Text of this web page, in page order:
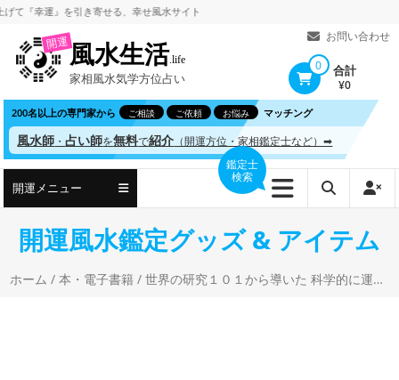
コ
ツ
へ
ス
ッ
幸運』を引き寄せる、幸せ風水サイト
お問い合わせ
開運風水生活.life
家相風水気学方位占い
0 合計
¥0
200名以上の専門家から ご相談 ご依頼 お悩み マッチング
風水師 ・占い師を無料で紹介 （開運方位・家相鑑定士など）➡
開運メニュー
鑑定士
検索
開運風水鑑定グッズ & アイテム
ホーム /本・電子書籍 / 世界の研究１０１から導いた 科学的に運気を上げる方法 堀田秀吾(著)